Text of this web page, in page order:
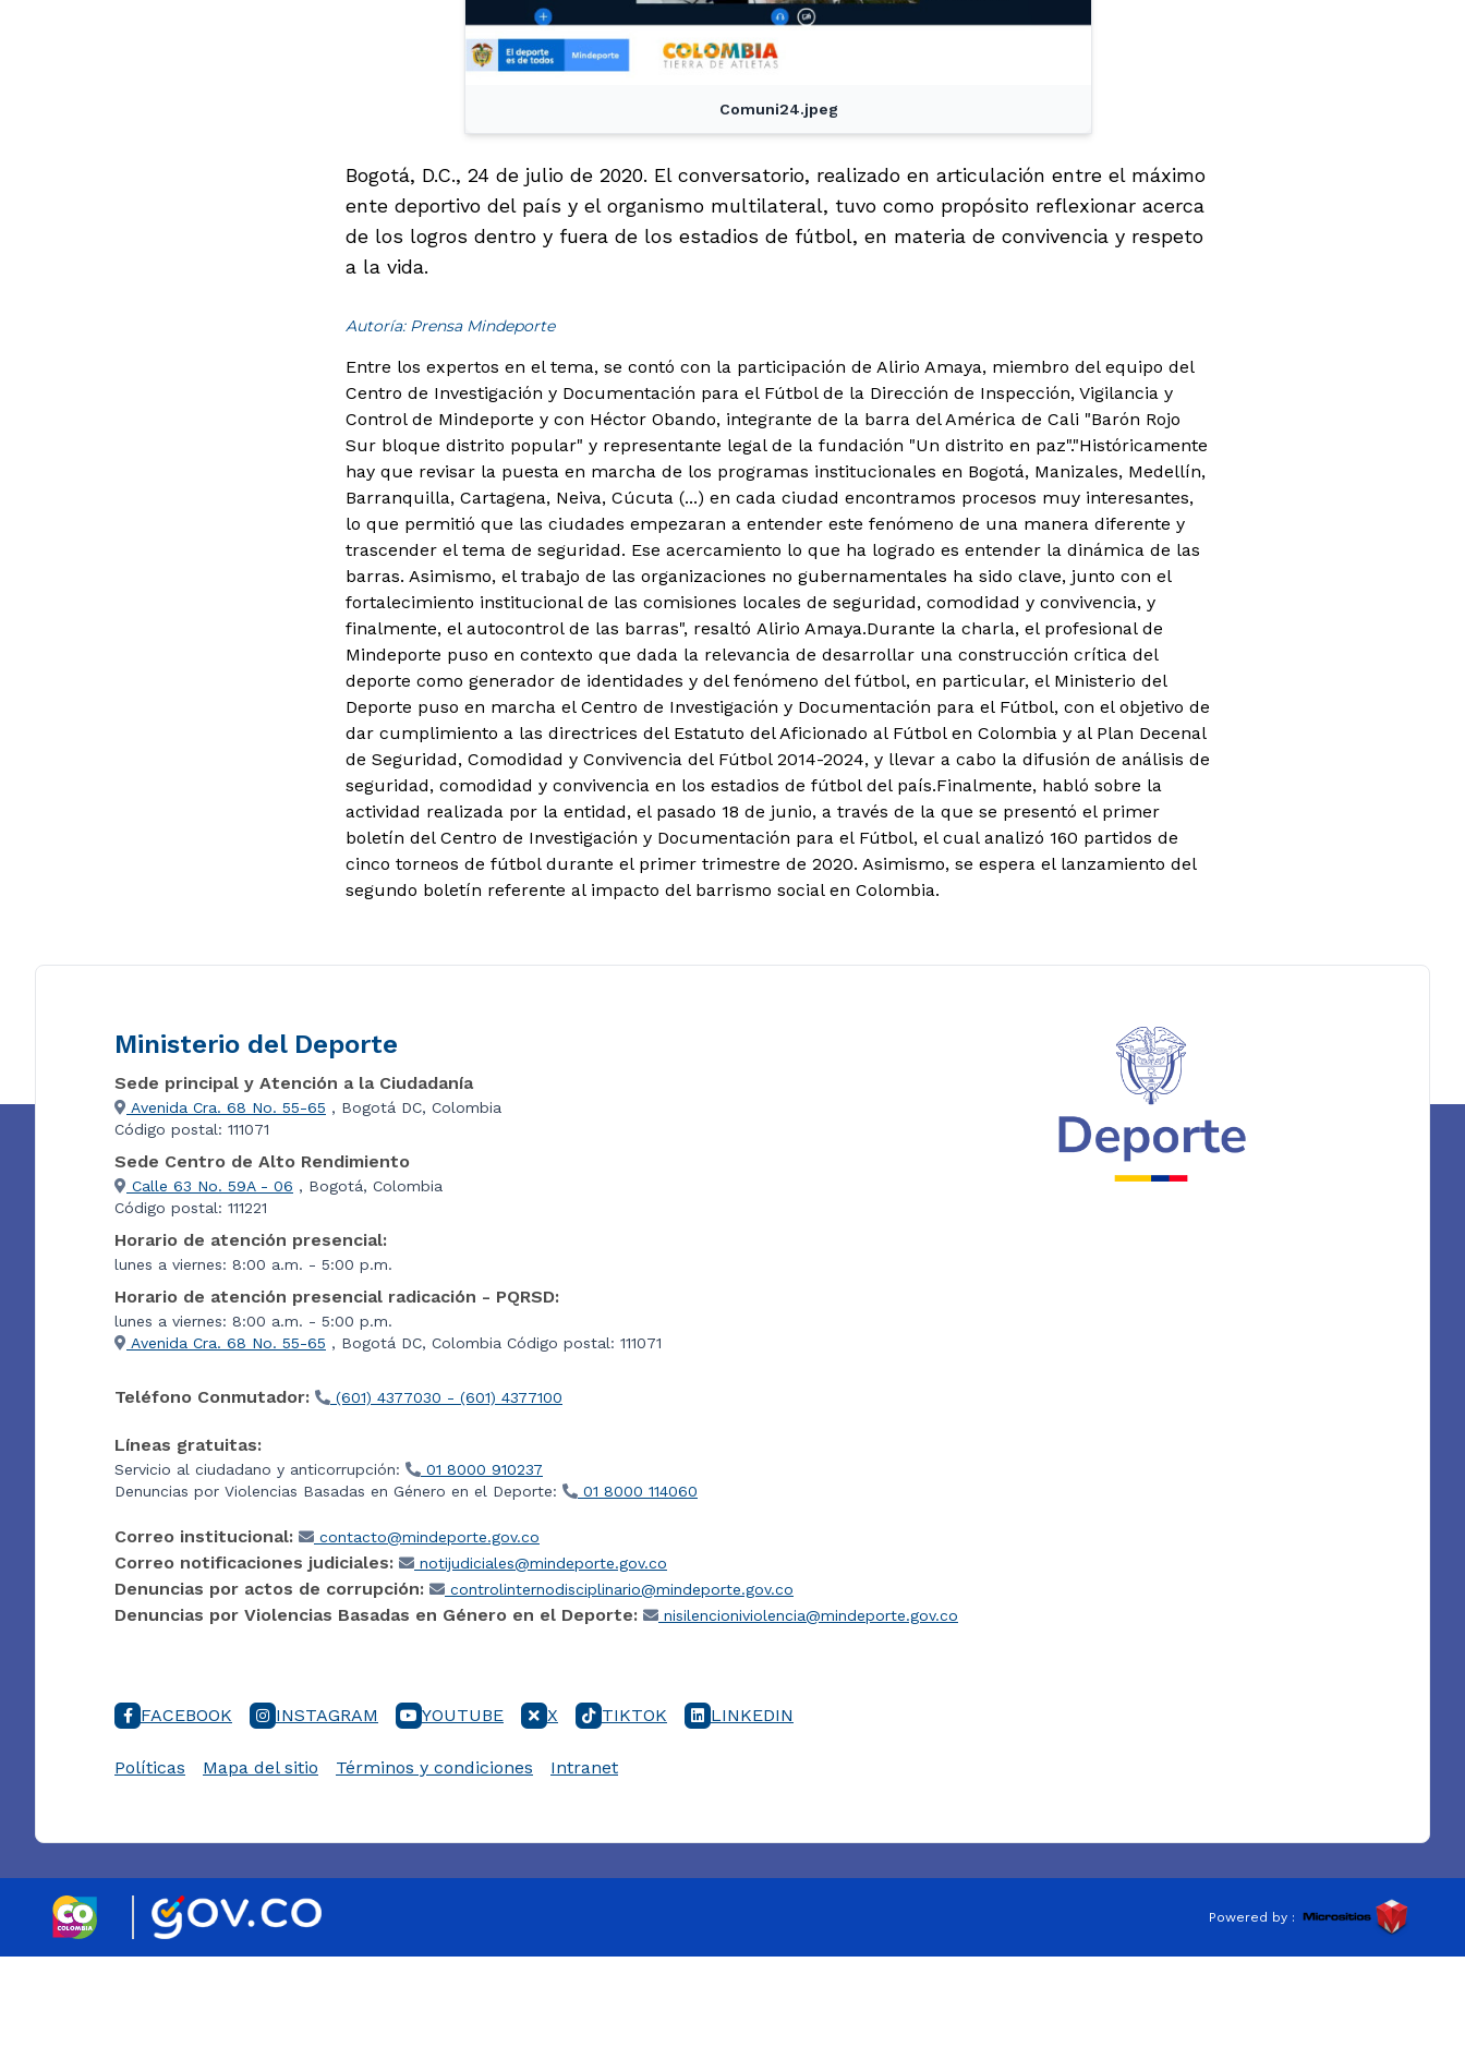
Comuni24.jpeg
Bogotá, D.C., 24 de julio de 2020. El conversatorio, realizado en articulación entre el máximo
ente deportivo del país y el organismo multilateral, tuvo como propósito reflexionar acerca
de los logros dentro y fuera de los estadios de fútbol, en materia de convivencia y respeto
a la vida.
Autoría: Prensa Mindeporte
Entre los expertos en el tema, se contó con la participación de Alirio Amaya, miembro del equipo del
Centro de Investigación y Documentación para el Fútbol de la Dirección de Inspección, Vigilancia y
Control de Mindeporte y con Héctor Obando, integrante de la barra del América de Cali "Barón Rojo
Sur bloque distrito popular" y representante legal de la fundación "Un distrito en paz"."Históricamente
hay que revisar la puesta en marcha de los programas institucionales en Bogotá, Manizales, Medellín,
Barranquilla, Cartagena, Neiva, Cúcuta (...) en cada ciudad encontramos procesos muy interesantes,
lo que permitió que las ciudades empezaran a entender este fenómeno de una manera diferente y
trascender el tema de seguridad. Ese acercamiento lo que ha logrado es entender la dinámica de las
barras. Asimismo, el trabajo de las organizaciones no gubernamentales ha sido clave, junto con el
fortalecimiento institucional de las comisiones locales de seguridad, comodidad y convivencia, y
finalmente, el autocontrol de las barras", resaltó Alirio Amaya.Durante la charla, el profesional de
Mindeporte puso en contexto que dada la relevancia de desarrollar una construcción crítica del
deporte como generador de identidades y del fenómeno del fútbol, en particular, el Ministerio del
Deporte puso en marcha el Centro de Investigación y Documentación para el Fútbol, con el objetivo de
dar cumplimiento a las directrices del Estatuto del Aficionado al Fútbol en Colombia y al Plan Decenal
de Seguridad, Comodidad y Convivencia del Fútbol 2014-2024, y llevar a cabo la difusión de análisis de
seguridad, comodidad y convivencia en los estadios de fútbol del país.Finalmente, habló sobre la
actividad realizada por la entidad, el pasado 18 de junio, a través de la que se presentó el primer
boletín del Centro de Investigación y Documentación para el Fútbol, el cual analizó 160 partidos de
cinco torneos de fútbol durante el primer trimestre de 2020. Asimismo, se espera el lanzamiento del
segundo boletín referente al impacto del barrismo social en Colombia.
Ministerio del Deporte
Sede principal y Atención a la Ciudadanía
Avenida Cra. 68 No. 55-65 , Bogotá DC, Colombia
Código postal: 111071
Sede Centro de Alto Rendimiento
Calle 63 No. 59A - 06 , Bogotá, Colombia
Código postal: 111221
Horario de atención presencial:
lunes a viernes: 8:00 a.m. - 5:00 p.m.
Horario de atención presencial radicación - PQRSD:
lunes a viernes: 8:00 a.m. - 5:00 p.m.
Avenida Cra. 68 No. 55-65 , Bogotá DC, Colombia Código postal: 111071
Teléfono Conmutador: (601) 4377030 - (601) 4377100
Líneas gratuitas:
Servicio al ciudadano y anticorrupción:
01 8000 910237
Denuncias por Violencias Basadas en Género en el Deporte:
01 8000 114060
Correo institucional: contacto@mindeporte.gov.co
Correo notificaciones judiciales: notijudiciales@mindeporte.gov.co
Denuncias por actos de corrupción: controlinternodisciplinario@mindeporte.gov.co
Denuncias por Violencias Basadas en Género en el Deporte: nisilencioniviolencia@mindeporte.gov.co
FACEBOOK INSTAGRAM YOUTUBE X TIKTOK LINKEDIN
Políticas Mapa del sitio Términos y condiciones Intranet
Powered by :